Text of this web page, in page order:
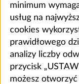
minimum
usług na
cookies
prawidłowego
analizy liczby
przycisk
możesz